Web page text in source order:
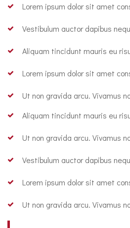
Lorem ipsum dolor sit amet
Vestibulum auctor dapibus
Aliquam tincidunt mauris eu
Lorem ipsum dolor sit amet
Ut non gravida arcu. Vivamus
Aliquam tincidunt mauris eu
Ut non gravida arcu. Vivamus
Vestibulum auctor dapibus
Lorem ipsum dolor sit amet
Ut non gravida arcu. Vivamus